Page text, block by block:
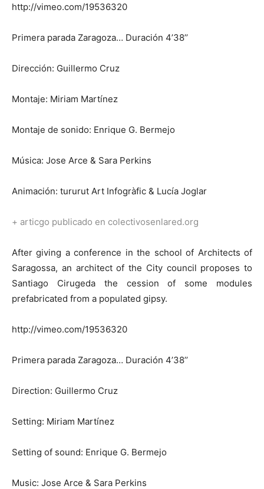
http://vimeo.com/19536320
Primera parada Zaragoza… Duración 4’38’’
Dirección: Guillermo Cruz
Montaje: Miriam Martínez
Montaje de sonido: Enrique G. Bermejo
Música: Jose Arce & Sara Perkins
Animación: tururut Art Infogràfic & Lucía Joglar
+ articgo publicado en colectivosenlared.org
After giving a conference in the school of Architects of
Saragossa, an architect of the City council proposes to
Santiago Cirugeda the cession of some modules
prefabricated from a populated gipsy.
http://vimeo.com/19536320
Primera parada Zaragoza… Duración 4’38’’
Direction: Guillermo Cruz
Setting: Miriam Martínez
Setting of sound: Enrique G. Bermejo
Music: Jose Arce & Sara Perkins